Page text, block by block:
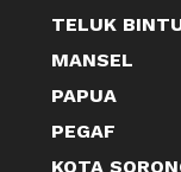
TELUK
MANSEL
PAPUA
PEGAF
KOTA